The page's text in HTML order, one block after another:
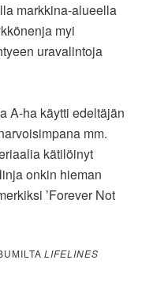
markkina-alueella
myi
uravalintoja
A-ha käytti edeltäjän
mm.
kätilöinyt
onkin hieman
’Forever Not
LIFELINES